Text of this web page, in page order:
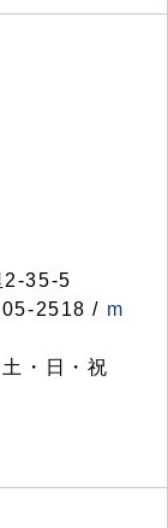
2-35-5
2518 / m
・日・祝